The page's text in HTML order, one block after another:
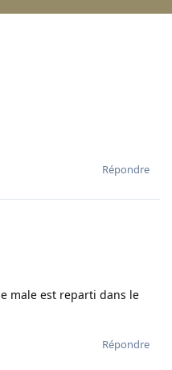
Répondre
male est reparti dans le
Répondre